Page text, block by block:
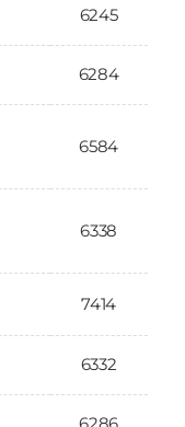
6245
6284
6584
6338
7414
6332